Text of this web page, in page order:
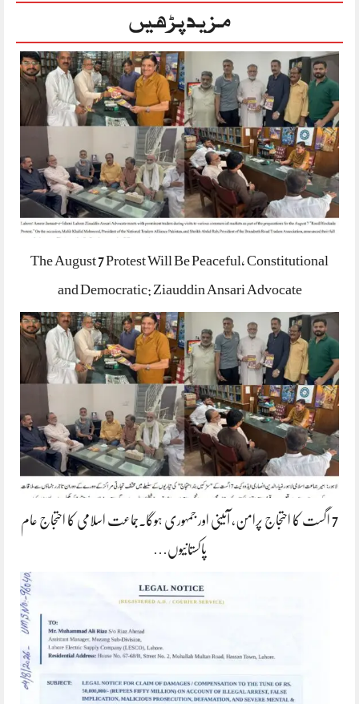
مزید پڑھیں
The August 7 Protest Will Be Peaceful, Constitutional
and Democratic: Ziauddin Ansari Advocate
7 اگست کا احتجاج پرامن، آئینی اور جمہوری ہوگا۔جماعت اسلامی کا احتجاج عام
پاکستانیوں…